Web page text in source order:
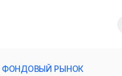
ФОНДОВЫЙ РЫНОК